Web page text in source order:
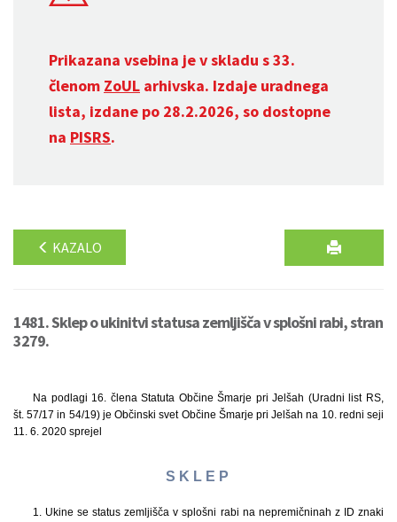
Prikazana vsebina je v skladu s 33.
členom ZoUL arhivska. Izdaje uradnega
lista, izdane po 28.2.2026, so dostopne
na PISRS.
KAZALO
1481. Sklep o ukinitvi statusa zemljišča v splošni rabi, stran
3279.
Na podlagi 16. člena Statuta Občine Šmarje pri Jelšah (Uradni list RS,
št. 57/17 in 54/19) je Občinski svet Občine Šmarje pri Jelšah na 10. redni seji
11. 6. 2020 sprejel
S K L E P
1. Ukine se status zemljišča v splošni rabi na nepremičninah z ID znaki